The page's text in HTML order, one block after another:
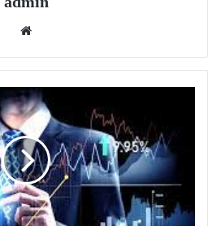
هل
السوقية
معيار
عادل
في
تحديد